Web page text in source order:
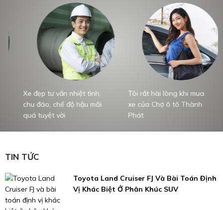
Xe đẹp tư vấn nhiệt tình,
chu đáo, chế độ hậu mãi
quá tuyệt vời
Tôi rất hài lòng khi mua
xe của Chợ ô tô Thành
Phát
TIN TỨC
Toyota Land Cruiser FJ Và Bài Toán Định
Vị Khác Biệt Ở Phân Khúc SUV